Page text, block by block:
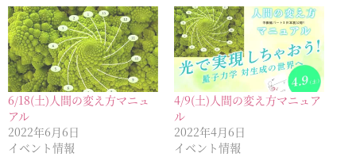
6/18(土)人間の変え方マニュ
アル
2022年6月6日
イベント情報
4/9(土)人間の変え方マニュア
ル
2022年4月6日
イベント情報